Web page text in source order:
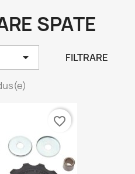
SPATE
 FILTRARE
favorite_border